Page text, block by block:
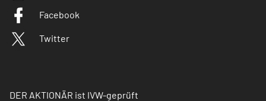
Facebook
Twitter
DER AKTIONÄR ist IVW-geprüft